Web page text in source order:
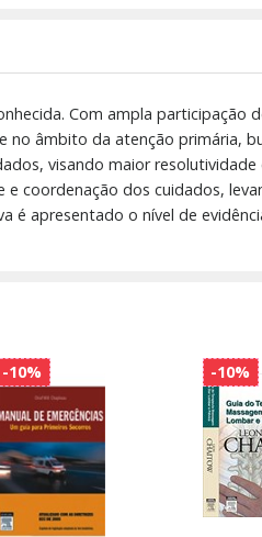
Com ampla participação
âmbito da atenção primária,
visando maior
coordenação dos cuidados,
apresentado o nível de
-10% -10%